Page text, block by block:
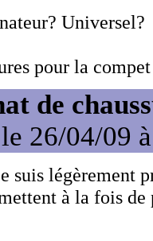
Universel?
pour la
de
26/04/09
suis légèrement
à la fois